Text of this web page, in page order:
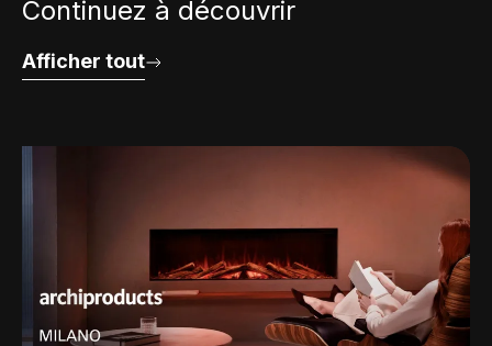
Continuez à découvrir
Afficher tout